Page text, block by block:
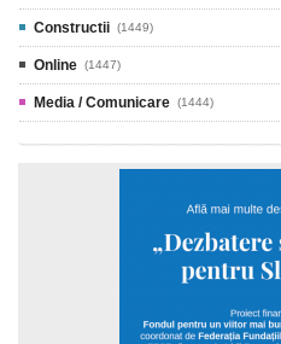
Constructii (1449)
Online (1447)
Media / Comunicare (1444)